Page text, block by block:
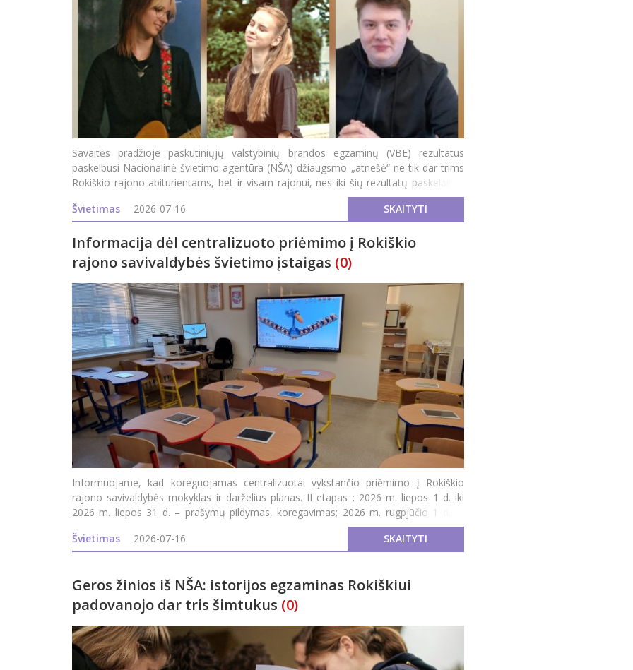
Savaitės pradžioje paskutiniųjų valstybinių brandos egzaminų (VBE) rezultatus
paskelbusi Nacionalinė švietimo agentūra (NŠA) džiaugsmo „atnešė“ ne tik dar trims
Rokiškio rajono abiturientams, bet ir visam rajonui, nes iki šių rezultatų paskelbimo
Švietimas
2026-07-16 SKAITYTI
Informacija dėl centralizuoto priėmimo į Rokiškio
rajono savivaldybės švietimo įstaigas (0)
Informuojame, kad koreguojamas centralizuotai vykstančio priėmimo į Rokiškio
rajono savivaldybės mokyklas ir darželius planas. II etapas : 2026 m. liepos 1 d. iki
2026 m. liepos 31 d. – prašymų pildymas, koregavimas; 2026 m. rugpjūčio 1 d. iki
Švietimas
2026-07-16 SKAITYTI
Geros žinios iš NŠA: istorijos egzaminas Rokiškiui
padovanojo dar tris šimtukus (0)